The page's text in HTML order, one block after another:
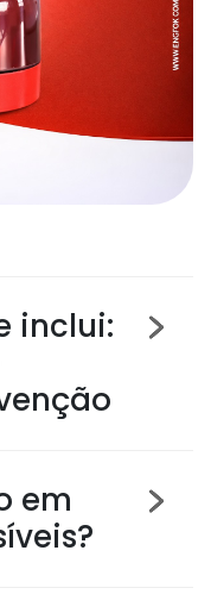
inclui:
em